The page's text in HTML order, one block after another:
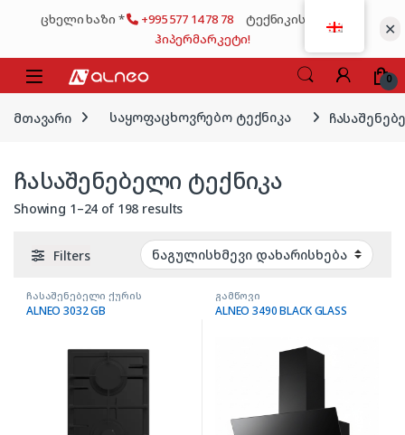
ცხელი ხაზი * +995 577 14 78 78
ტექნიკის მსხვილი
ჰიპერმარკეტი!
✕
0
მთავარი საყოფაცხოვრებო ტექნიკა
ჩასაშენებელი ტექნიკა
Showing 1–24 of 198 results
Filters
ჩასაშენებელი ქურის
ზედაპირი
ALNEO 3032 GB
გამწოვი
ALNEO 3490 BLACK GLASS